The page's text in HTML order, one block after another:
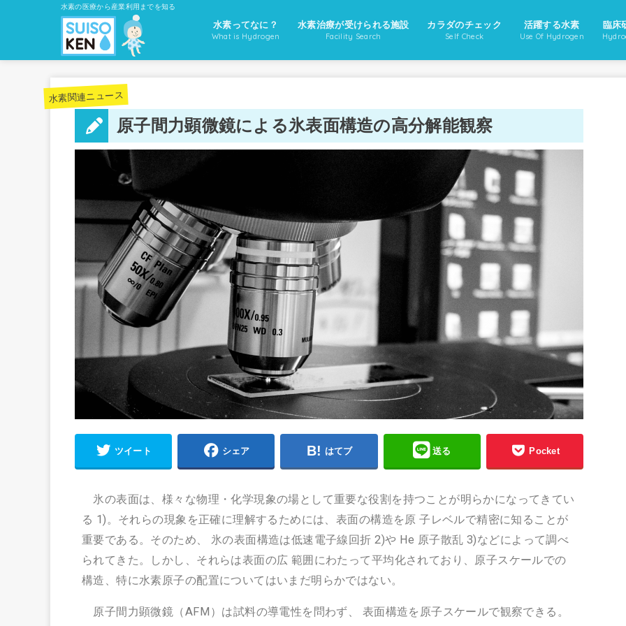
水素の医療から産業利用までを知る
水素ってなに？
What is Hydrogen
水素治療が受けられる施設
Facility Search
カラダのチェック
Self Check
活躍する水素
Use Of Hydrogen
臨床
水素関連ニュース
原子間力顕微鏡による氷表面構造の高分解能観察
ツイート シェア はてブ 送る Pocket
氷の表面は、様々な物理・化学現象の場として重要な役割を持つことが明らかになってきてい
る 1)。それらの現象を正確に理解するためには、表面の構造を原 子レベルで精密に知ることが
重要である。そのため、 氷の表面構造は低速電子線回折 2)や He 原子散乱 3)などによって調べ
られてきた。しかし、それらは表面の広 範囲にわたって平均化されており、原子スケールでの
構造、特に水素原子の配置についてはいまだ明らかではない。
原子間力顕微鏡（AFM）は試料の導電性を問わず、 表面構造を原子スケールで観察できる。